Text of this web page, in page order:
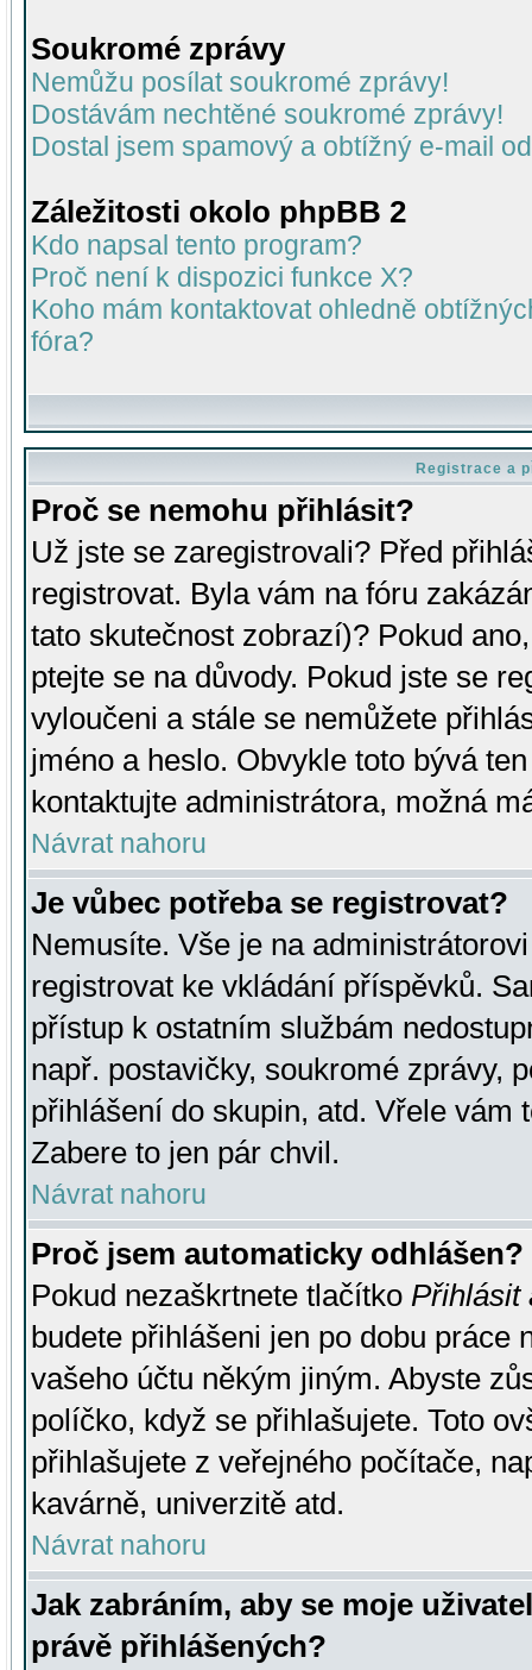
Soukromé zprávy
Nemůžu posílat soukromé zprávy!
Dostávám nechtěné soukromé zprávy!
Dostal jsem spamový a obtížný e-mail
Záležitosti okolo phpBB 2
Kdo napsal tento program?
Proč není k dispozici funkce X?
Koho mám kontaktovat ohledně
fóra?
Registrace a
Proč se nemohu přihlásit?
Už jste se zaregistrovali? Před
registrovat. Byla vám na fóru
tato skutečnost zobrazí)? Pokud
ptejte se na důvody. Pokud jste se
vyloučeni a stále se nemůžete
jméno a heslo. Obvykle toto bývá
kontaktujte administrátora, možná
Návrat nahoru
Je vůbec potřeba se registrovat?
Nemusíte. Vše je na
registrovat ke vkládání příspěvků.
přístup k ostatním službám
např. postavičky, soukromé zprávy,
přihlášení do skupin, atd. Vřele vám
Zabere to jen pár chvil.
Návrat nahoru
Proč jsem automaticky odhlášen?
Pokud nezaškrtnete tlačítko Přihlásit
budete přihlášeni jen po dobu práce
vašeho účtu někým jiným. Abyste
políčko, když se přihlašujete. Toto
přihlašujete z veřejného počítače,
kavárně, univerzitě atd.
Návrat nahoru
Jak zabráním, aby se moje
právě přihlášených?